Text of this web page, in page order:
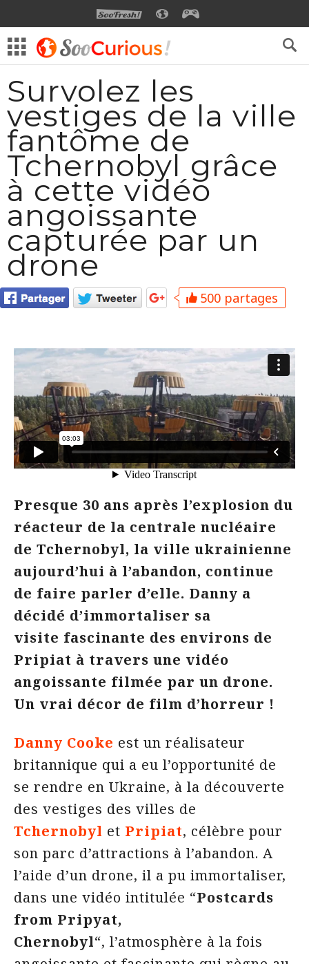
SOOFRESHSOOCURIOUS
Survolez les
vestiges de la ville
fantôme de
Tchernobyl grâce
à cette vidéo
angoissante
capturée par un
drone
500 partages
Presque 30 ans après l’explosion du
réacteur de la centrale nucléaire
de Tchernobyl, la ville ukrainienne
aujourd’hui à l’abandon, continue
de faire parler d’elle. Danny a
décidé d’immortaliser sa
visite fascinante des environs de
Pripiat à travers une vidéo
angoissante filmée par un drone.
Un vrai décor de film d’horreur !
Danny Cooke est un réalisateur
britannique qui a eu l’opportunité de
se rendre en Ukraine, à la découverte
des vestiges des villes de
Tchernobyl et Pripiat, célèbre pour
son parc d’attractions à l’abandon. A
l’aide d’un drone, il a pu immortaliser,
dans une vidéo intitulée “Postcards
from Pripyat,
Chernobyl“, l’atmosphère à la fois